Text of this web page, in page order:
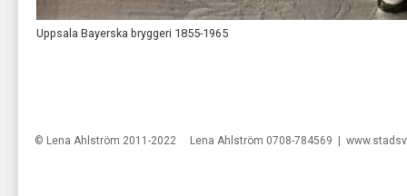
Uppsala Bayerska bryggeri 1855-1965
© Lena Ahlström 2011-2022 Lena Ahlström 0708-784569 |